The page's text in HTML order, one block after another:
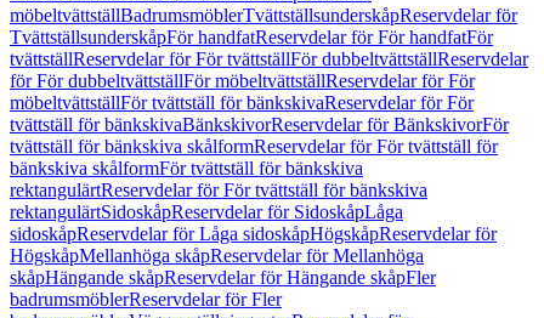
möbeltvättställBadrumsmöblerTvättställsunderskåpReservdelar för
TvättställsunderskåpFör handfatReservdelar för För handfatFör
tvättställReservdelar för För tvättställFör dubbeltvättställReservdelar
för För dubbeltvättställFör möbeltvättställReservdelar för För
möbeltvättställFör tvättställ för bänkskivaReservdelar för För
tvättställ för bänkskivaBänkskivorReservdelar för BänkskivorFör
tvättställ för bänkskiva skålformReservdelar för För tvättställ för
bänkskiva skålformFör tvättställ för bänkskiva
rektangulärtReservdelar för För tvättställ för bänkskiva
rektangulärtSidoskåpReservdelar för SidoskåpLåga
sidoskåpReservdelar för Låga sidoskåpHögskåpReservdelar för
HögskåpMellanhöga skåpReservdelar för Mellanhöga
skåpHängande skåpReservdelar för Hängande skåpFler
badrumsmöblerReservdelar för Fler